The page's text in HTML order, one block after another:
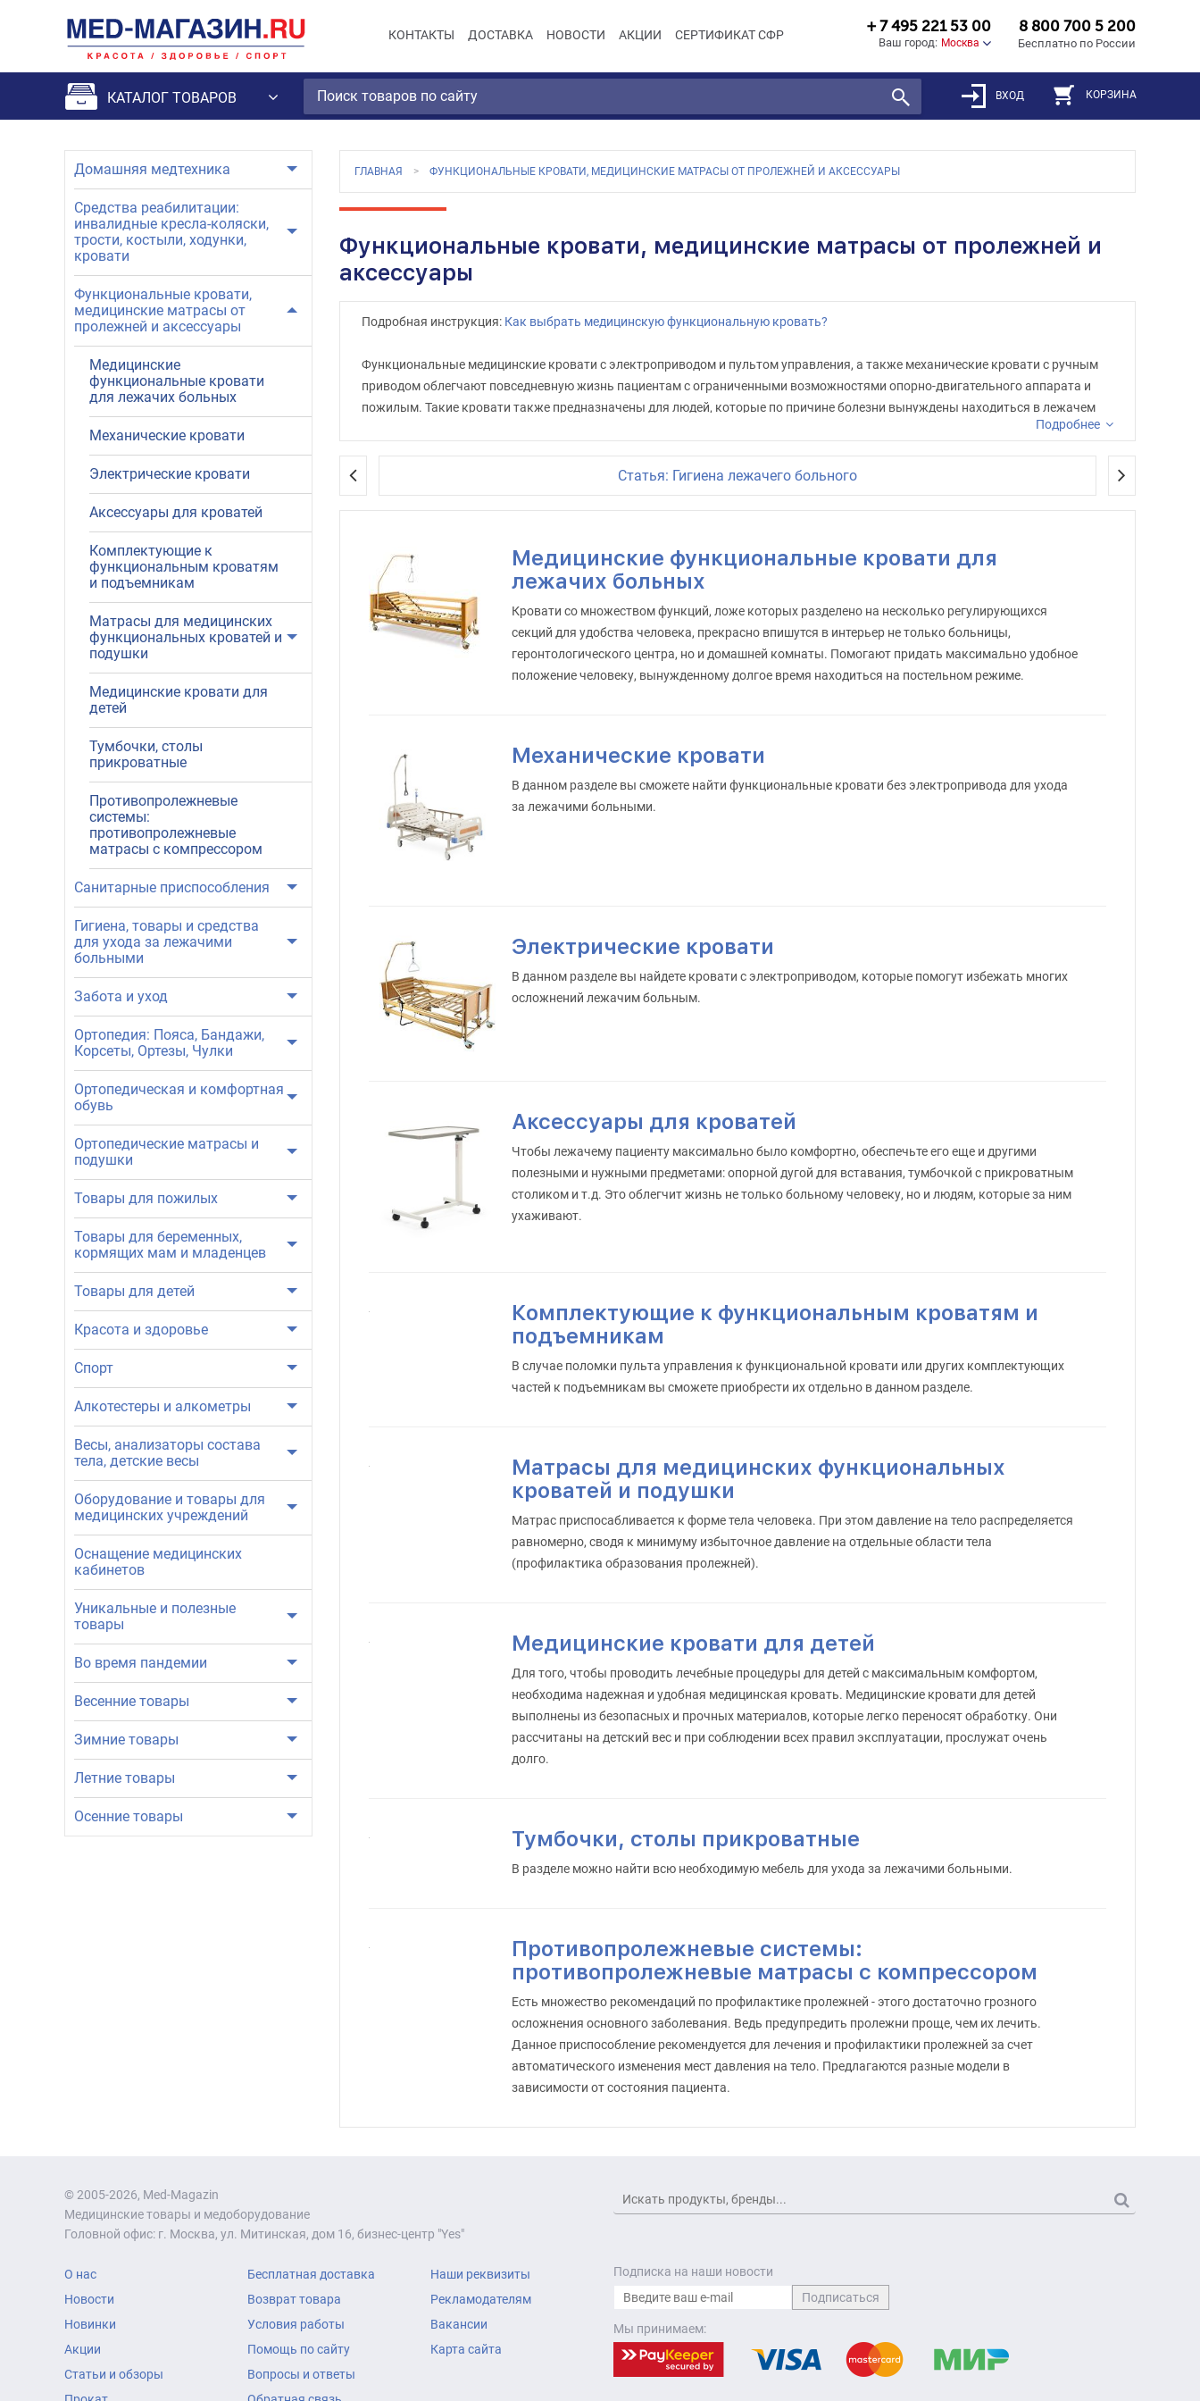
КОНТАКТЫ ДОСТАВКА НОВОСТИ АКЦИИ СЕРТИФИКАТ СФР
+ 7 495 221 53 00
Ваш город: Москва
8 800 700 5 200
Бесплатно по России
КАТАЛОГ ТОВАРОВ ВХОД КОРЗИНА
Домашняя медтехника
Средства реабилитации:
инвалидные кресла-коляски,
трости, костыли, ходунки,
кровати
Функциональные кровати,
медицинские матрасы от
пролежней и аксессуары
Медицинские
функциональные кровати
для лежачих больных
Механические кровати
Электрические кровати
Аксессуары для кроватей
Комплектующие к
функциональным кроватям
и подъемникам
Матрасы для медицинских
функциональных кроватей и
подушки
Медицинские кровати для
детей
Тумбочки, столы
прикроватные
Противопролежневые
системы:
противопролежневые
матрасы с компрессором
Санитарные приспособления
Гигиена, товары и средства
для ухода за лежачими
больными
Забота и уход
Ортопедия: Пояса, Бандажи,
Корсеты, Ортезы, Чулки
Ортопедическая и комфортная
обувь
Ортопедические матрасы и
подушки
Товары для пожилых
Товары для беременных,
кормящих мам и младенцев
Товары для детей
Красота и здоровье
Спорт
Алкотестеры и алкометры
Весы, анализаторы состава
тела, детские весы
Оборудование и товары для
медицинских учреждений
Оснащение медицинских
кабинетов
Уникальные и полезные
товары
Во время пандемии
Весенние товары
Зимние товары
Летние товары
Осенние товары
ГЛАВНАЯ ФУНКЦИОНАЛЬНЫЕ КРОВАТИ, МЕДИЦИНСКИЕ МАТРАСЫ ОТ ПРОЛЕЖНЕЙ И АКСЕССУАРЫ
Функциональные кровати, медицинские матрасы от пролежней и
аксессуары
Подробная инструкция: Как выбрать медицинскую функциональную кровать?
Функциональные медицинские кровати с электроприводом и пультом управления, а также механические кровати с ручным
приводом облегчают повседневную жизнь пациентам с ограниченными возможностями опорно-двигательного аппарата и
пожилым. Такие кровати также предназначены для людей, которые по причине болезни вынуждены находиться в лежачем
учреждений. Стоит обратить внимание на наличие различных комплектующих, с помощью которых реабилитация или
Специальные медицинские матрасы и противопролежневые системы помогут не только повысить уровень удобства, но
снизят риск развития осложнений.
Также рекомендуем ознакомится с разделом"Забота и Уход", в котором вы сможете найти все необходимое для поддержания
гигиены и качественного ухода за лежачим пациентом.
Подробнее
Статья: Гигиена лежачего больного
Медицинские функциональные кровати для
лежачих больных
Кровати со множеством функций, ложе которых разделено на несколько регулирующихся
секций для удобства человека, прекрасно впишутся в интерьер не только больницы,
геронтологического центра, но и домашней комнаты. Помогают придать максимально удобное
положение человеку, вынужденному долгое время находиться на постельном режиме.
Механические кровати
В данном разделе вы сможете найти функциональные кровати без электропривода для ухода
за лежачими больными.
Электрические кровати
В данном разделе вы найдете кровати с электроприводом, которые помогут избежать многих
осложнений лежачим больным.
Аксессуары для кроватей
Чтобы лежачему пациенту максимально было комфортно, обеспечьте его еще и другими
полезными и нужными предметами: опорной дугой для вставания, тумбочкой с прикроватным
столиком и т.д. Это облегчит жизнь не только больному человеку, но и людям, которые за ним
ухаживают.
Комплектующие к функциональным кроватям и
подъемникам
В случае поломки пульта управления к функциональной кровати или других комплектующих
частей к подъемникам вы сможете приобрести их отдельно в данном разделе.
Матрасы для медицинских функциональных
кроватей и подушки
Матрас приспосабливается к форме тела человека. При этом давление на тело распределяется
равномерно, сводя к минимуму избыточное давление на отдельные области тела
(профилактика образования пролежней).
Медицинские кровати для детей
Для того, чтобы проводить лечебные процедуры для детей с максимальным комфортом,
необходима надежная и удобная медицинская кровать. Медицинские кровати для детей
выполнены из безопасных и прочных материалов, которые легко переносят обработку. Они
рассчитаны на детский вес и при соблюдении всех правил эксплуатации, прослужат очень
долго.
Тумбочки, столы прикроватные
В разделе можно найти всю необходимую мебель для ухода за лежачими больными.
Противопролежневые системы:
противопролежневые матрасы с компрессором
Есть множество рекомендаций по профилактике пролежней - этого достаточно грозного
осложнения основного заболевания. Ведь предупредить пролежни проще, чем их лечить.
Данное приспособление рекомендуется для лечения и профилактики пролежней за счет
автоматического изменения мест давления на тело. Предлагаются разные модели в
зависимости от состояния пациента.
© 2005-2026, Med-Magazin
Медицинские товары и медоборудование
Головной офис: г. Москва, ул. Митинская, дом 16, бизнес-центр "Yes"
О нас
Новости
Новинки
Акции
Статьи и обзоры
Бесплатная доставка
Возврат товара
Условия работы
Помощь по сайту
Вопросы и ответы
Наши реквизиты
Рекламодателям
Вакансии
Карта сайта
Подписка на наши новости
Мы принимаем: